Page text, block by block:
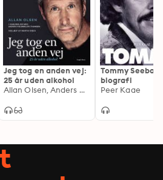
Jeg tog en anden vej:
25 år uden alkohol
Allan Olsen, Anders Houmøller Thomsen
Tommy
biografi
Peer Kaae